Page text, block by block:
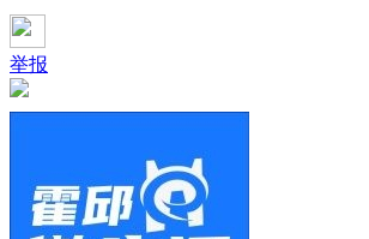
举报